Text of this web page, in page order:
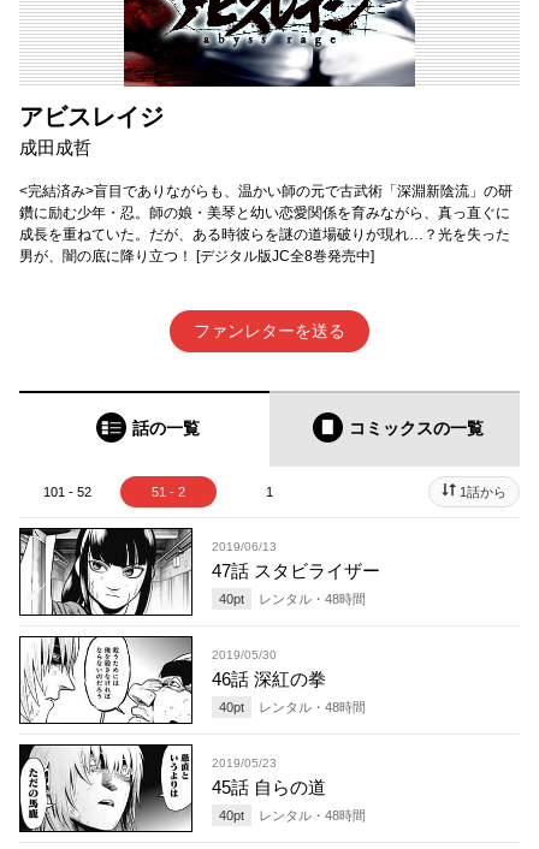
アビスレイジ
成田成哲
<完結済み>盲目でありながらも、温かい師の元で古武術「深淵新陰流」の研
鑽に励む少年・忍。師の娘・美琴と幼い恋愛関係を育みながら、真っ直ぐに
成長を重ねていた。だが、ある時彼らを謎の道場破りが現れ…？光を失った
男が、闇の底に降り立つ！ [デジタル版JC全8巻発売中]
ファンレターを送る
話の一覧 コミックスの一覧
101 - 52 51 - 2 1 1話から
2019/06/13
47話 スタビライザー
40pt レンタル・ 48時間
2019/05/30
46話 深紅の拳
40pt レンタル・ 48時間
2019/05/23
45話 自らの道
40pt レンタル・ 48時間